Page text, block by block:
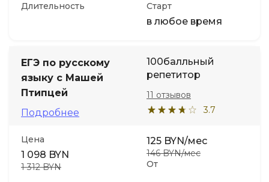
Длительность Старт
в любое время
ЕГЭ по русскому
языку с Машей
Птипцей
Подробнее
100балльный
репетитор
3.7
11 отзывов
Цена
1 098 BYN
1 312 BYN От
125 BYN/мес
146 BYN/мес